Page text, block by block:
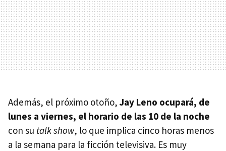
Además, el próximo otoño, Jay Leno ocupará, de
lunes a viernes, el horario de las 10 de la noche
con su talk show, lo que implica cinco horas menos
a la semana para la ficción televisiva. Es muy